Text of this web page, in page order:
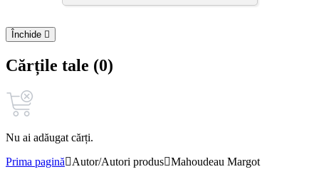
Închide
Cărțile tale (0)
Nu ai adăugat cărți.
Prima pagină
Autor/Autori produs Mahoudeau Margot